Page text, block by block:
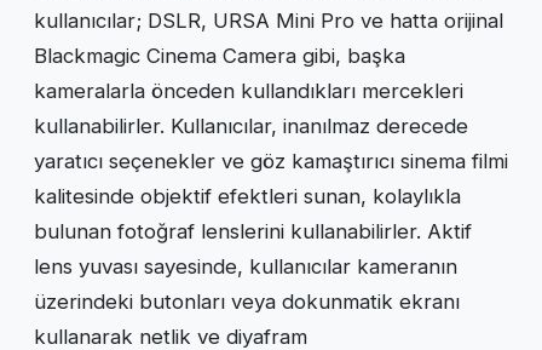
kullanıcılar; DSLR, URSA Mini Pro ve hatta orijinal
Blackmagic Cinema Camera gibi, başka
kameralarla önceden kullandıkları mercekleri
kullanabilirler. Kullanıcılar, inanılmaz derecede
yaratıcı seçenekler ve göz kamaştırıcı sinema filmi
kalitesinde objektif efektleri sunan, kolaylıkla
bulunan fotoğraf lenslerini kullanabilirler. Aktif
lens yuvası sayesinde, kullanıcılar kameranın
üzerindeki butonları veya dokunmatik ekranı
kullanarak netlik ve diyafram